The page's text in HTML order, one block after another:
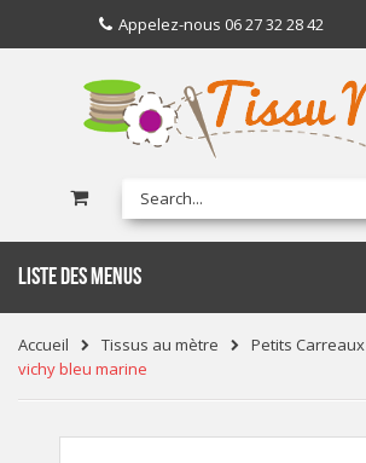
Appelez-nous 06 27 32 28 42
LISTE DES MENUS
Accueil Tissus au mètre Petits Carreaux
vichy bleu marine